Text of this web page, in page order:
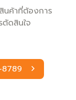
สินค้าที่ต้องการ
ดสินใจ